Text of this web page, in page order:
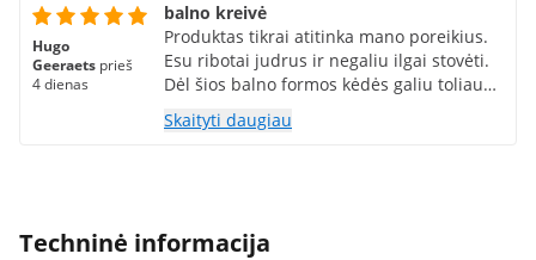
Hugo
Geeraets prieš
4 dienas
balno kreivė
Produktas tikrai atitinka mano poreikius.
Esu ribotai judrus ir negaliu ilgai stovėti.
Dėl šios balno formos kėdės galiu toliau
dirbti su elektronika. Reguliuojamas
aukštis iki 74 cm yra tikras privalumas.
Skaityti daugiau
Techninė informacija